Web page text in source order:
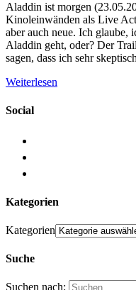
Aladdin ist morgen
Kinoleinwänden als Live
aber auch neue. Ich glaube,
Aladdin geht, oder? Der
sagen, dass ich sehr
Weiterlesen
Social
Kategorien
Kategorien
Suche
Suchen nach: